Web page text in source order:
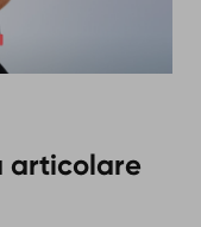
articolare